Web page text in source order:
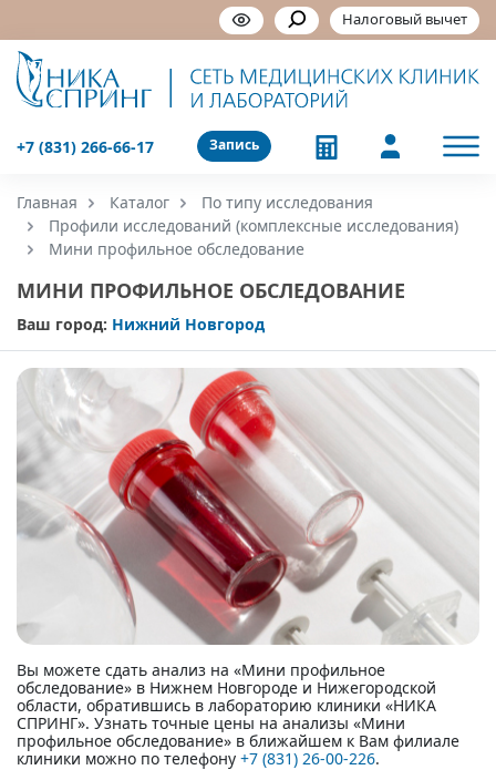
Налоговый вычет
Запись
+7 (831) 266-66-17
Главная Каталог
По типу исследования
Профили исследований (комплексные исследования)
Мини профильное обследование
МИНИ ПРОФИЛЬНОЕ ОБСЛЕДОВАНИЕ
Ваш город: Нижний Новгород
Вы можете сдать анализ на «Мини профильное
обследование» в Нижнем Новгороде и Нижегородской
области, обратившись в лабораторию клиники «НИКА
СПРИНГ». Узнать точные цены на анализы «Мини
профильное обследование» в ближайшем к Вам филиале
клиники можно по телефону +7 (831) 26-00-226.